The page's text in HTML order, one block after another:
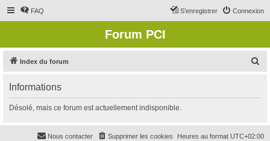
FAQ Connexion
S’enregistrer
Forum PCI
Index du forum
r
Informations
Désolé, mais ce forum est actuellement indisponible.
Heures au format UTC+02:00
Supprimer les cookies
Nous contacter